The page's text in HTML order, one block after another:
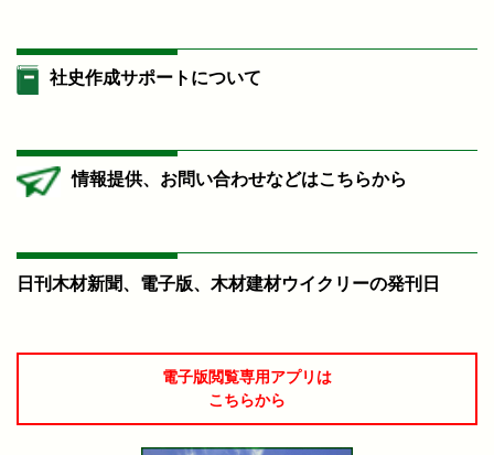
社史作成サポートについて
情報提供、お問い合わせなどはこちらから
日刊木材新聞、電子版、木材建材ウイクリーの発刊日
電子版閲覧専用アプリは
こちらから